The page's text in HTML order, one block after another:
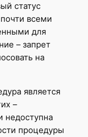
статус
всеми
для
– запрет
на
является
–
недоступна
процедуры